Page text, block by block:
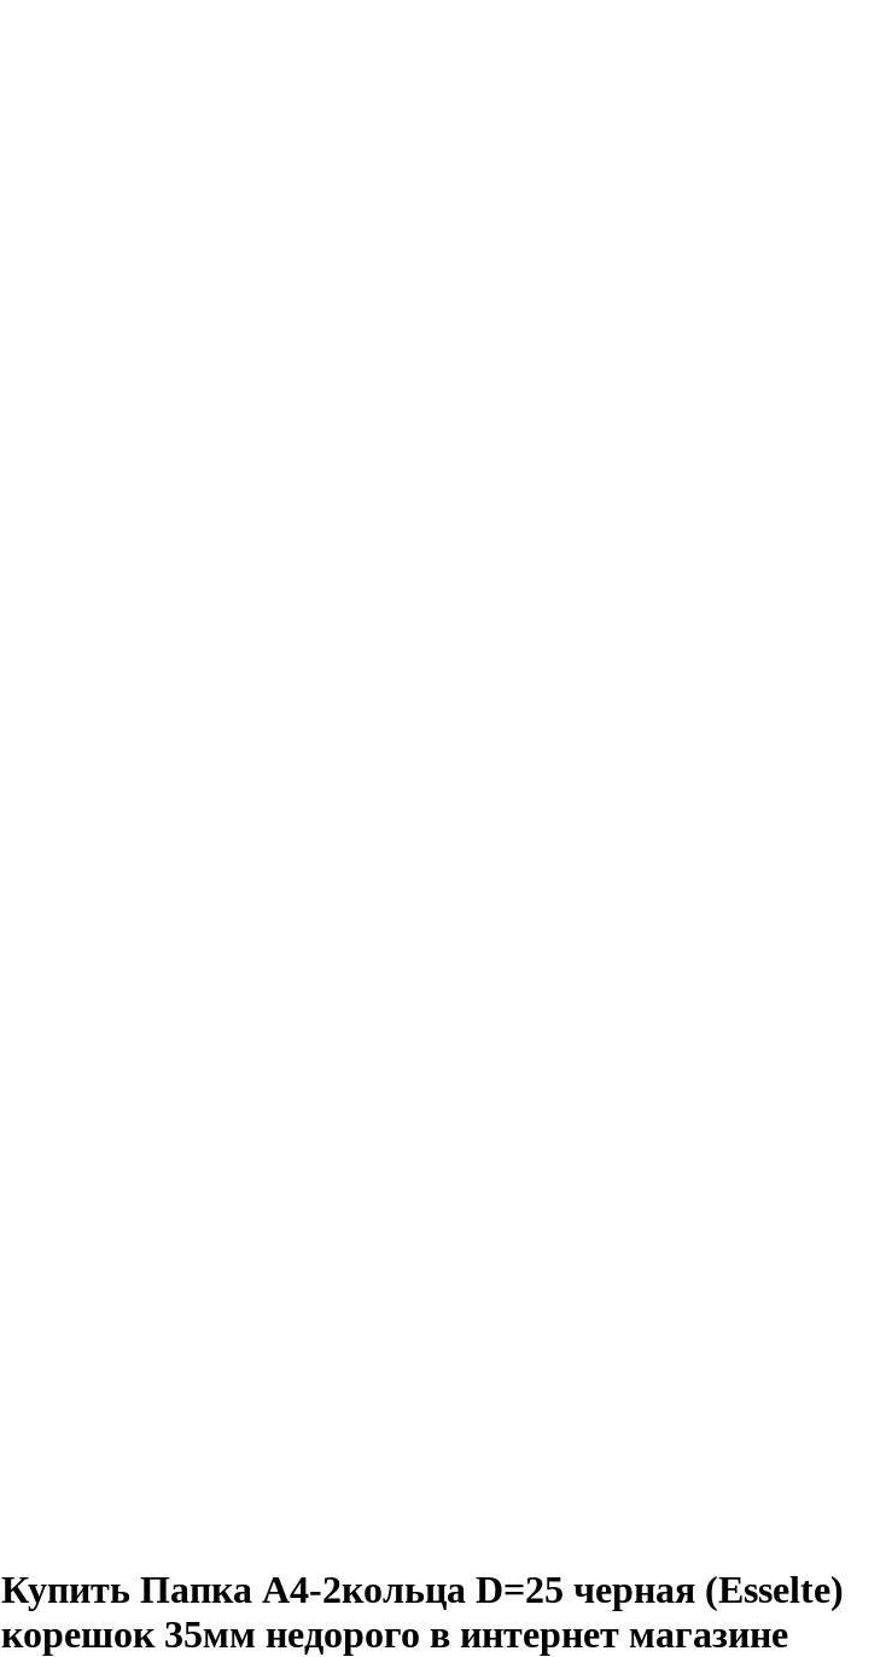
Купить Папка А4-2кольца D=25 черная (Esselte)
корешок 35мм недорого в интернет магазине